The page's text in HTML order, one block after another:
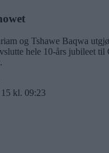
og Tshawe Baqwa
hele 10-års jubileet til
15 kl. 09:23